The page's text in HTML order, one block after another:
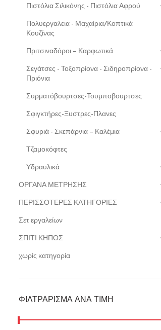
Πιστόλια Σιλικόνης - Πιστόλια Αφρού
Πολυεργαλεια - Μαχαίρια/Κοπτικά
Κουζίνας
Πριτσιναδόροι – Καρφωτικά
Σεγάτσες - Τοξοπρίονα - Σιδηροπρίονα -
Πριόνια
Συρματόβουρτσες-Τουμποβουρτσες
Σφιγκτήρες-Ξυστρες-Πλανες
Σφυριά - Σκεπάρνια – Καλέμια
Τζαμοκόφτες
Υδραυλικά
ΟΡΓΑΝΑ ΜΕΤΡΗΣΗΣ
ΠΕΡΙΣΣΟΤΕΡΕΣ ΚΑΤΗΓΟΡΙΕΣ
Σετ εργαλείων
ΣΠΙΤΙ ΚΗΠΟΣ
χωρίς κατηγορία
ΦΙΛΤΡΆΡΙΣΜΑ ΑΝΆ ΤΙΜΉ